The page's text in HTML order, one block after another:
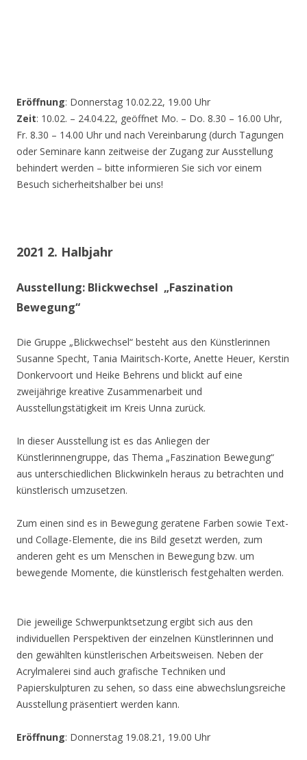
Eröffnung: Donnerstag 10.02.22, 19.00 Uhr
Zeit: 10.02. – 24.04.22, geöffnet Mo. – Do. 8.30 – 16.00 Uhr,
Fr. 8.30 – 14.00 Uhr und nach Vereinbarung (durch Tagungen
oder Seminare kann zeitweise der Zugang zur Ausstellung
behindert werden – bitte informieren Sie sich vor einem
Besuch sicherheitshalber bei uns!
2021 2. Halbjahr
Ausstellung: Blickwechsel „Faszination
Bewegung“
Die Gruppe „Blickwechsel“ besteht aus den Künstlerinnen
Susanne Specht, Tania Mairitsch-Korte, Anette Heuer, Kerstin
Donkervoort und Heike Behrens und blickt auf eine
zweijährige kreative Zusammenarbeit und
Ausstellungstätigkeit im Kreis Unna zurück.
In dieser Ausstellung ist es das Anliegen der
Künstlerinnengruppe, das Thema „Faszination Bewegung“
aus unterschiedlichen Blickwinkeln heraus zu betrachten und
künstlerisch umzusetzen.
Zum einen sind es in Bewegung geratene Farben sowie Text-
und Collage-Elemente, die ins Bild gesetzt werden, zum
anderen geht es um Menschen in Bewegung bzw. um
bewegende Momente, die künstlerisch festgehalten werden.
Die jeweilige Schwerpunktsetzung ergibt sich aus den
individuellen Perspektiven der einzelnen Künstlerinnen und
den gewählten künstlerischen Arbeitsweisen. Neben der
Acrylmalerei sind auch grafische Techniken und
Papierskulpturen zu sehen, so dass eine abwechslungsreiche
Ausstellung präsentiert werden kann.
Eröffnung: Donnerstag 19.08.21, 19.00 Uhr